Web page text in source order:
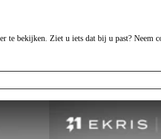
te bekijken. Ziet u iets dat bij u past? Neem